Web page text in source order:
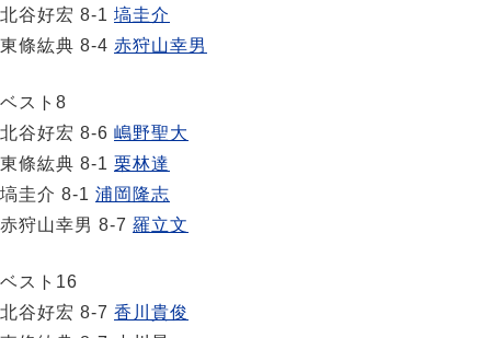
北谷好宏 8-1 塙圭介
東條紘典 8-4 赤狩山幸男
ベスト8
北谷好宏 8-6 嶋野聖大
東條紘典 8-1 栗林達
塙圭介 8-1 浦岡隆志
赤狩山幸男 8-7 羅立文
ベスト16
北谷好宏 8-7 香川貴俊